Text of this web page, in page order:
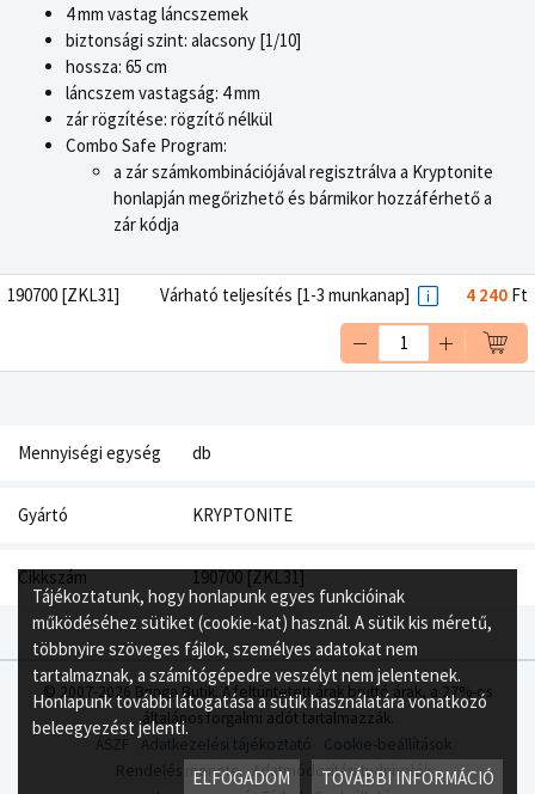
4 mm vastag láncszemek
biztonsági szint: alacsony [1/10]
hossza: 65 cm
láncszem vastagság: 4 mm
zár rögzítése: rögzítő nélkül
Combo Safe Program:
a zár számkombinációjával regisztrálva a Kryptonite
honlapján megőrizhető és bármikor hozzáférhető a
zár kódja
190700 [ZKL31] Várható teljesítés [1-3 munkanap] 4 240 Ft
Mennyiségi egység db
Gyártó KRYPTONITE
Cikkszám 190700 [ZKL31]
© 2007-2026 Bringa Butik. A feltüntetett árak bruttó árak, a 27%-os
általános forgalmi adót tartalmazzák.
ÁSZF
Adatkezelési tájékoztató
Cookie-beállítások
Rendelés menete
Adatmódosítási tudnivalók
Tájékoztatunk, hogy honlapunk egyes funkcióinak
működéséhez sütiket (cookie-kat) használ. A sütik kis méretű,
többnyire szöveges fájlok, személyes adatokat nem
tartalmaznak, a számítógépedre veszélyt nem jelentenek.
Honlapunk további látogatása a sütik használatára vonatkozó
beleegyezést jelenti.
ELFOGADOM TOVÁBBI INFORMÁCIÓ